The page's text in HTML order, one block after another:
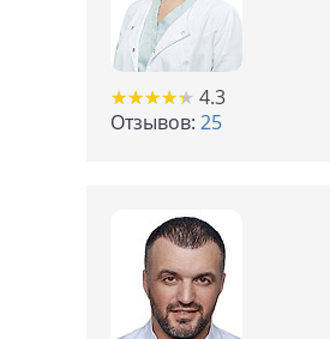
★★★★★
★★★★★ 4.3
Отзывов: 25